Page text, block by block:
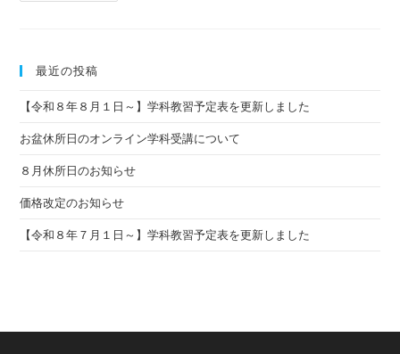
新
生
応
援
ャ
ン
ー
最近の投稿
【令和８年８月１日～】学科教習予定表を更新しました
お盆休所日のオンライン学科受講について
８月休所日のお知らせ
価格改定のお知らせ
【令和８年７月１日～】学科教習予定表を更新しました